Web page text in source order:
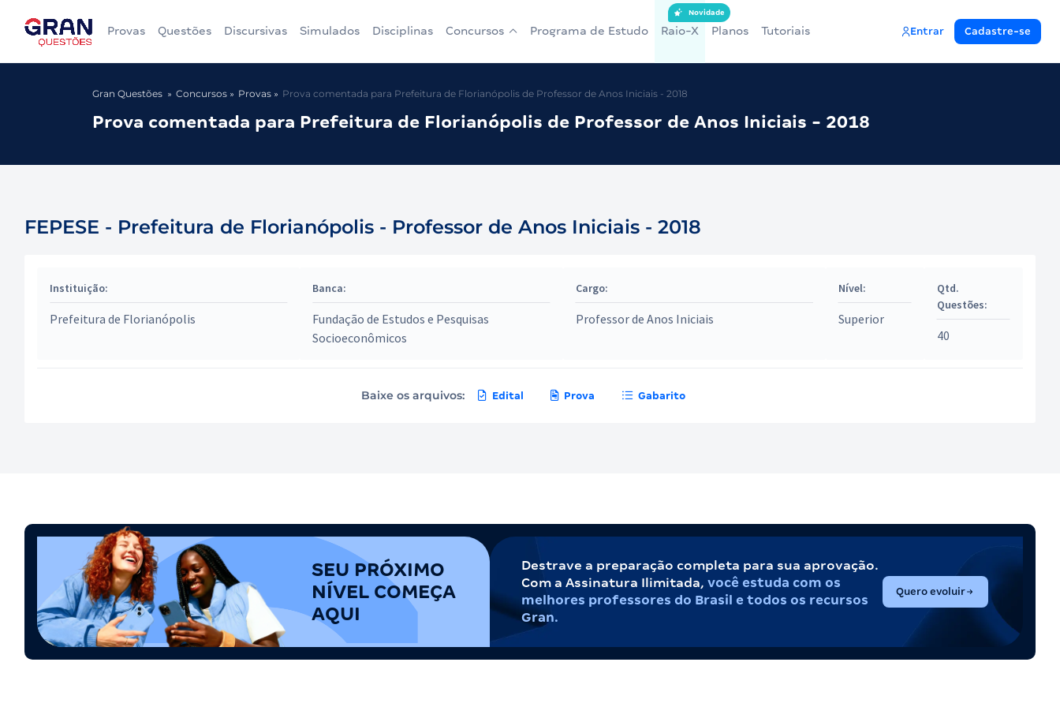
Provas Questões Discursivas Simulados Disciplinas Concursos Programa de Estudo Raio-X
Novidade
Planos Tutoriais Entrar Cadastre-se
Gran Questões Concursos Provas Prova comentada para Prefeitura de Florianópolis de Professor de Anos Iniciais - 2018
Prova comentada para Prefeitura de Florianópolis de Professor de Anos Iniciais - 2018
FEPESE - Prefeitura de Florianópolis - Professor de Anos Iniciais - 2018
Instituição:
Prefeitura de Florianópolis
Banca:
Fundação de Estudos e Pesquisas
Socioeconômicos
Cargo:
Professor de Anos Iniciais
Nível:
Superior
Qtd.
Questões:
40
Baixe os arquivos: Edital Prova Gabarito
SEU PRÓXIMO
NÍVEL COMEÇA
AQUI
Destrave a preparação completa para sua aprovação.
Com a Assinatura Ilimitada, você estuda com os
melhores professores do Brasil e todos os recursos
Gran.
Quero evoluir(abre em nova aba)